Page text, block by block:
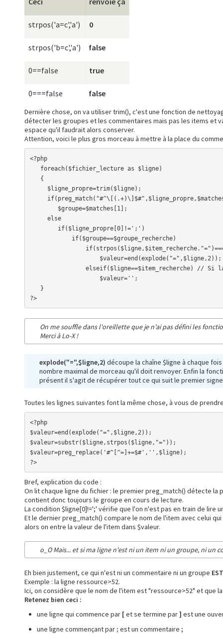
strpos('a=c','a') 0
strpos('b=c','a') false
0==false true
0===false false
Dernière chose, on va utiliser trim(), c'est une fonction de
détecter les groupes et les commentaires mais pas les items et
espace qu'il faudrait alors conserver.
Attention, voici le plus gros morceau à mettre à la place du
<?php
?>
On me souffle dans l'oreillette que je n'ai pas défini les
Merci à Lo-X !
explode("=",$ligne,2) découpe la chaîne $ligne à chaque
nombre maximal de morceau qu'il doit renvoyer. Enfin la
présent il s'agit de récupérer tout ce qui suit le premier
Toutes les lignes suivantes font la même chose, à vous de
<?php
$valeur=end(explode("=",$ligne,2));
$valeur=substr($ligne,strpos($ligne,"="));
$valeur=preg_replace('#^[^=]+=$#','',$ligne);
?>
Bref, explication du code :
On lit chaque ligne du fichier : le premier preg_match() détecte
contient donc toujours le groupe en cours de lecture.
La condition $ligne[0]!=';' vérifie que l'on n'est pas en train de lire
Et le dernier preg_match() compare le nom de l'item avec celui
alors on entre la valeur de l'item dans $valeur.
o_O Mais... et si ma ligne n'est ni un item ni un groupe, ni un
Eh bien justement, ce qui n'est ni un commentaire ni un groupe
Exemple : la ligne ressource>52.
Ici, on considère que le nom de l'item est "ressource>52" et que
Retenez bien ceci :
une ligne qui commence par [et se termine par] est une
une ligne commençant par ; est un commentaire ;